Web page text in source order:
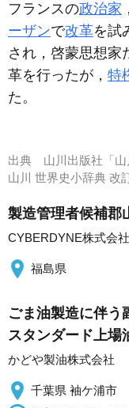
フランスの政治家
ーザンで改革を試
され，啓蒙思想家
革を行ったが， 特
た。
出典 山川出版社「山
山川 世界史小辞典
製造管理者候補郡
CYBERDYNE株式会社
福島県
ごま油製造に伴う
スタンダード上場
かどや製油株式会社
千葉県 袖ケ浦市